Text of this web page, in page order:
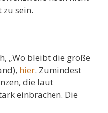
zu sein.
„Wo bleibt die große
hier. Zumindest
die laut
einbrachen. Die